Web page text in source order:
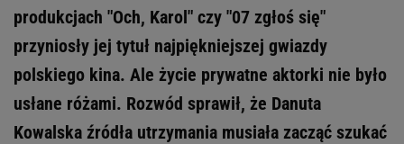
produkcjach "Och, Karol" czy "07 zgłoś się"
przyniosły jej tytuł najpiękniejszej gwiazdy
polskiego kina. Ale życie prywatne aktorki nie było
usłane różami. Rozwód sprawił, że Danuta
Kowalska źródła utrzymania musiała zacząć szukać